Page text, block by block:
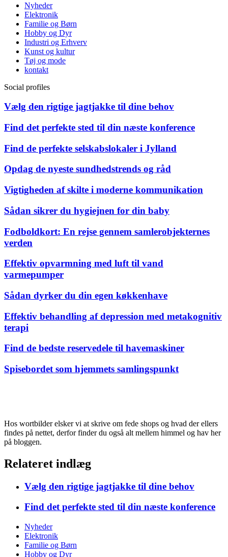
Nyheder
Elektronik
Familie og Børn
Hobby og Dyr
Industri og Erhverv
Kunst og kultur
Tøj og mode
kontakt
Social profiles
Vælg den rigtige jagtjakke til dine behov
Find det perfekte sted til din næste konference
Find de perfekte selskabslokaler i Jylland
Opdag de nyeste sundhedstrends og råd
Vigtigheden af skilte i moderne kommunikation
Sådan sikrer du hygiejnen for din baby
Fodboldkort: En rejse gennem samlerobjekternes
verden
Effektiv opvarmning med luft til vand
varmepumper
Sådan dyrker du din egen køkkenhave
Effektiv behandling af depression med metakognitiv
terapi
Find de bedste reservedele til havemaskiner
Spisebordet som hjemmets samlingspunkt
Hos wortbilder elsker vi at skrive om fede shops og hvad der ellers
findes på nettet, derfor finder du også alt mellem himmel og hav her
på bloggen.
Relateret indlæg
Vælg den rigtige jagtjakke til dine behov
Find det perfekte sted til din næste konference
Nyheder
Elektronik
Familie og Børn
Hobby og Dyr